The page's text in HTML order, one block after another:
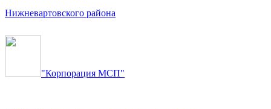
Нижневартовского района
"Корпорация МСП"